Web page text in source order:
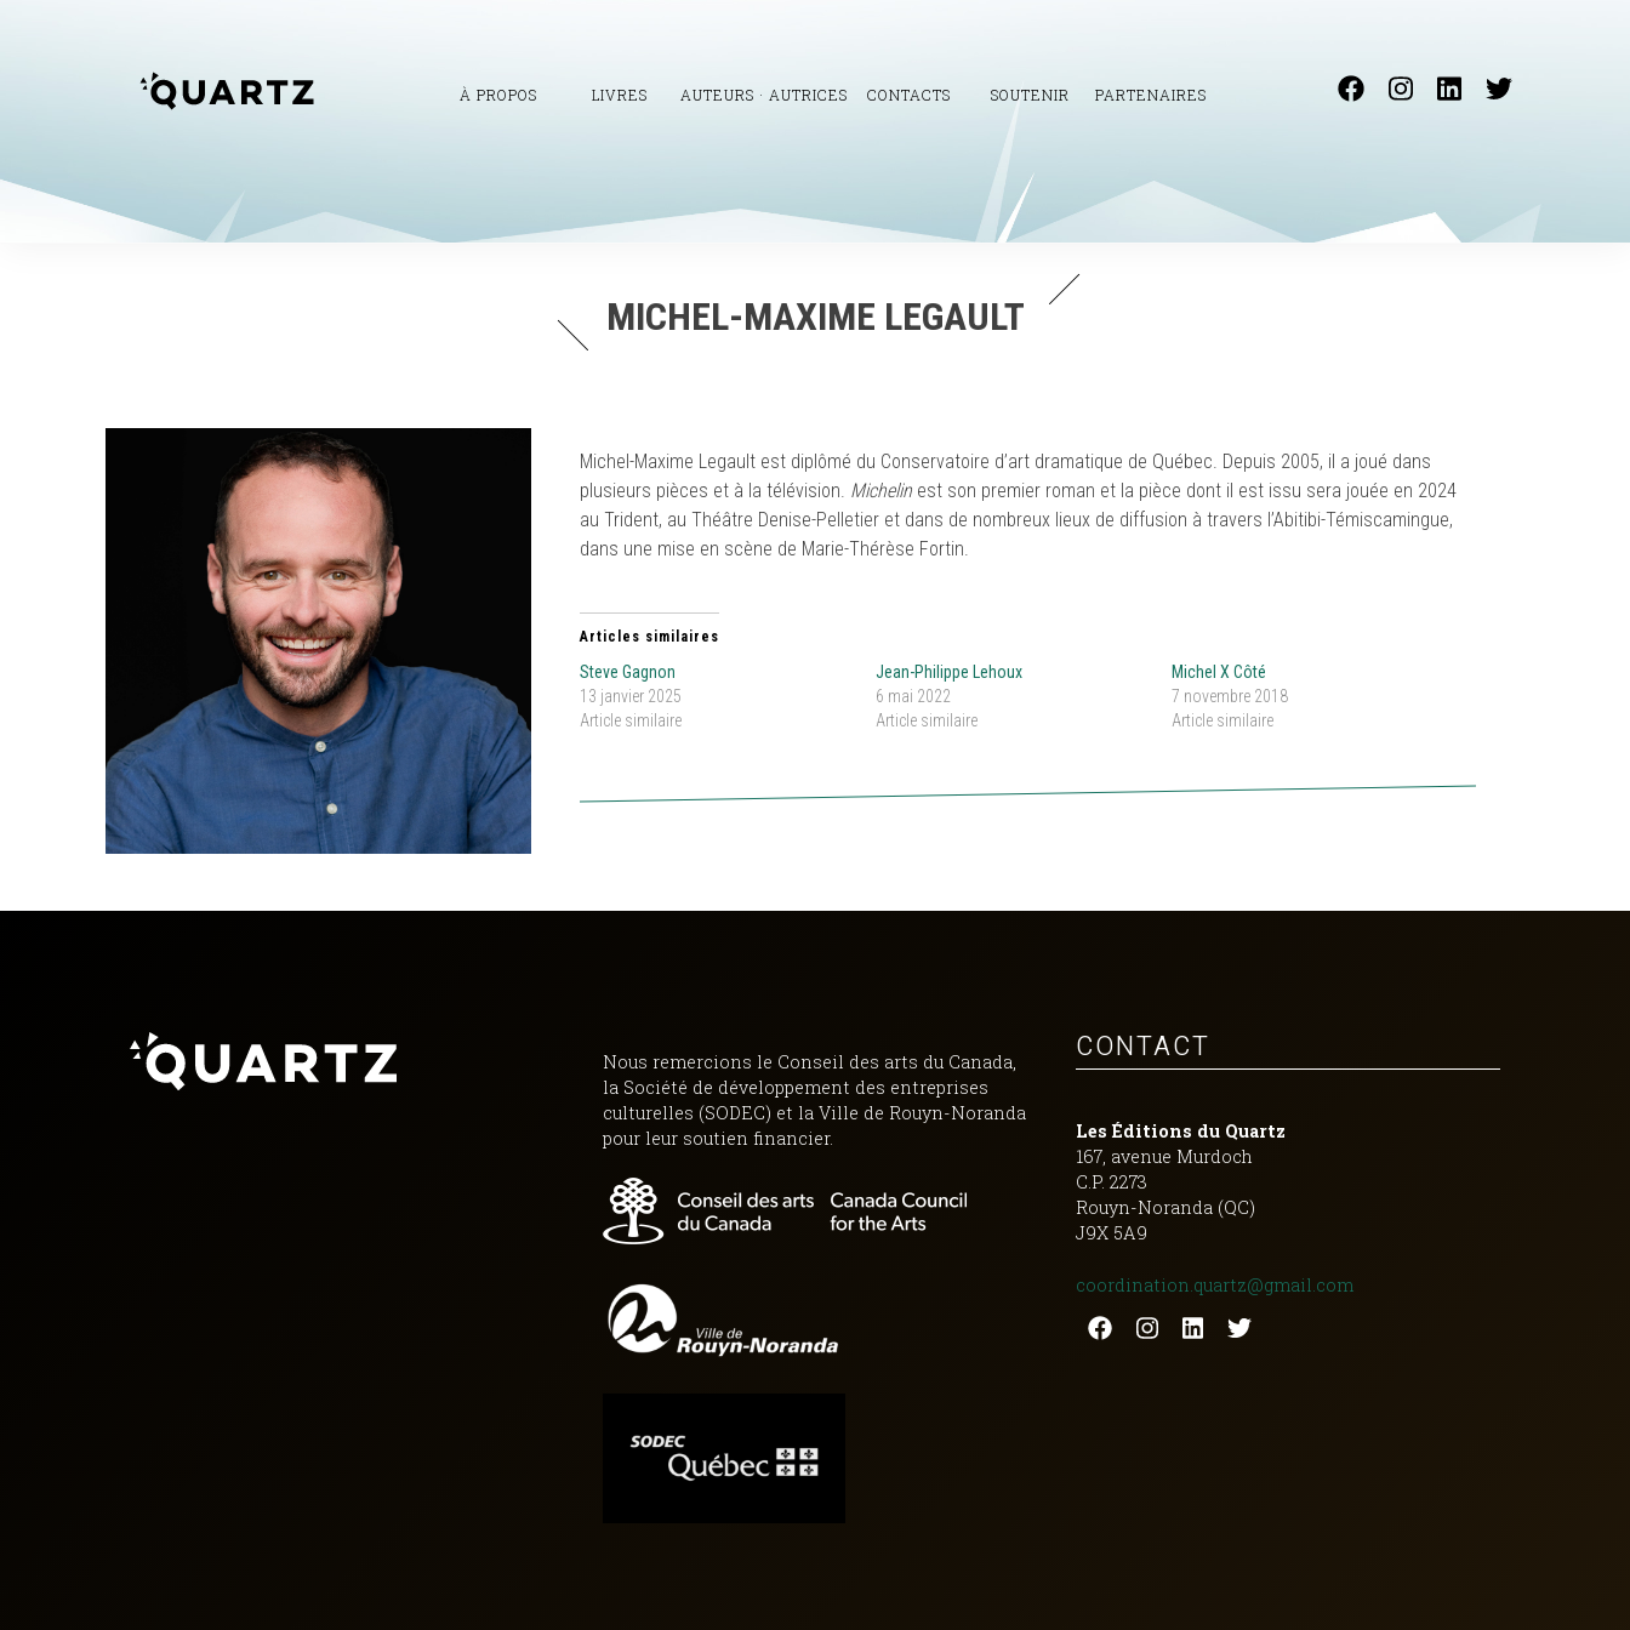
À PROPOS LIVRES AUTEURS · AUTRICES CONTACTS SOUTENIR PARTENAIRES
MICHEL-MAXIME LEGAULT
Michel-Maxime Legault est diplômé du Conservatoire d’art dramatique de Québec. Depuis 2005, il a joué dans
plusieurs pièces et à la télévision. Michelin est son premier roman et la pièce dont il est issu sera jouée en 2024
au Trident, au Théâtre Denise-Pelletier et dans de nombreux lieux de diffusion à travers l’Abitibi-Témiscamingue,
dans une mise en scène de Marie-Thérèse Fortin.
Articles similaires
Steve Gagnon
13 janvier 2025
Article similaire
Jean-Philippe Lehoux
6 mai 2022
Article similaire
Michel X Côté
7 novembre 2018
Article similaire
Nous remercions le Conseil des arts du Canada,
la Société de développement des entreprises
culturelles (SODEC) et la Ville de Rouyn-Noranda
pour leur soutien financier.
CONTACT
Les Éditions du Quartz
167, avenue Murdoch
C.P. 2273
Rouyn-Noranda (QC)
J9X 5A9
coordination.quartz@gmail.com